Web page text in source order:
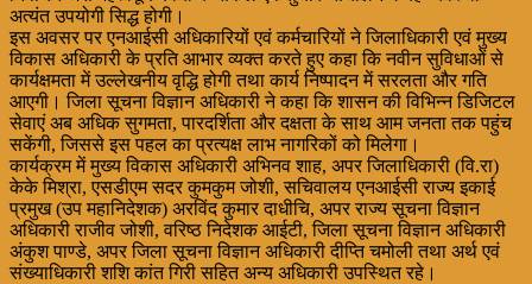
अत्यंत उपयोगी सिद्ध होगी।
इस अवसर पर एनआईसी अधिकारियों एवं कर्मचारियों ने जिलाधिकारी एवं मुख्य
विकास अधिकारी के प्रति आभार व्यक्त करते हुए कहा कि नवीन सुविधाओं से
कार्यक्षमता में उल्लेखनीय वृद्धि होगी तथा कार्य निष्पादन में सरलता और गति
आएगी। जिला सूचना विज्ञान अधिकारी ने कहा कि शासन की विभिन्न डिजिटल
सेवाएं अब अधिक सुगमता, पारदर्शिता और दक्षता के साथ आम जनता तक पहुंच
सकेंगी, जिससे इस पहल का प्रत्यक्ष लाभ नागरिकों को मिलेगा।
कार्यक्रम में मुख्य विकास अधिकारी अभिनव शाह, अपर जिलाधिकारी (वि.रा)
केके मिश्रा, एसडीएम सदर कुमकुम जोशी, सचिवालय एनआईसी राज्य इकाई
प्रमुख (उप महानिदेशक) अरविंद कुमार दाधीचि, अपर राज्य सूचना विज्ञान
अधिकारी राजीव जोशी, वरिष्ठ निदेशक आईटी, जिला सूचना विज्ञान अधिकारी
अंकुश पाण्डे, अपर जिला सूचना विज्ञान अधिकारी दीप्ति चमोली तथा अर्थ एवं
संख्याधिकारी शशि कांत गिरी सहित अन्य अधिकारी उपस्थित रहे।